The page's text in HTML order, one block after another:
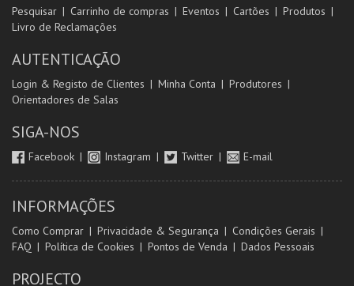
Pesquisar Carrinho de compras Eventos Cartões
Produtos
Livro de Reclamações
AUTENTICAÇÃO
Login & Registo de Clientes Minha Conta
Produtores
Orientadores de Salas
SIGA-NOS
Facebook Instagram Twitter E-mail
INFORMAÇÕES
Como Comprar Privacidade & Segurança
Condições Gerais
FAQ
Política de Cookies Pontos de Venda Dados Pessoais
PROJECTO